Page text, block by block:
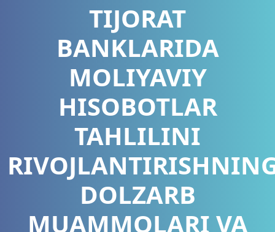
TIJORAT
BANKLARIDA
MOLIYAVIY
HISOBOTLAR
TAHLILINI
DOLZARB
MUAMMOLARI VA